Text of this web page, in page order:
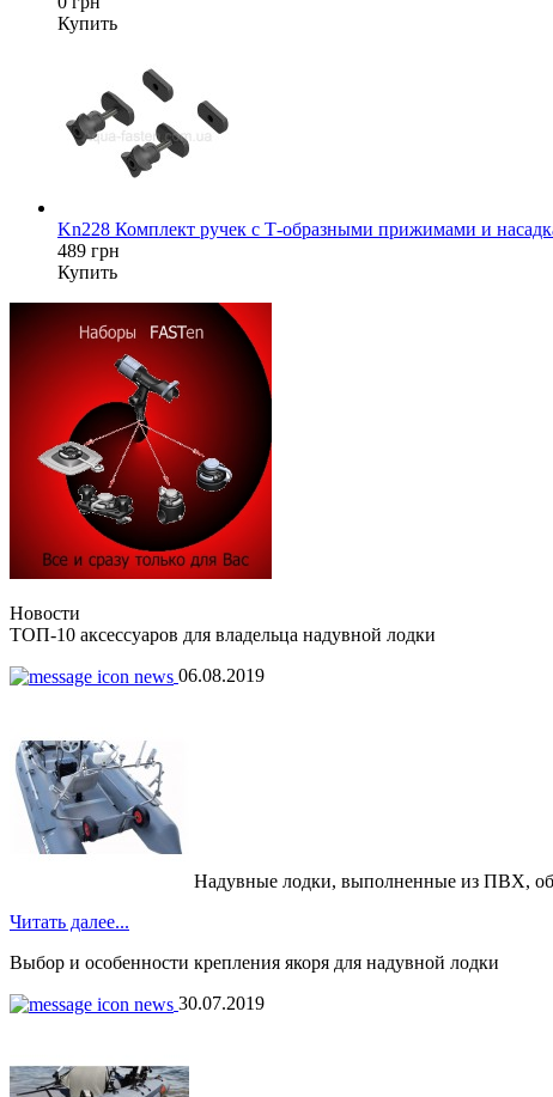
Купить
Kn228 Комплект ручек с Т-образными прижимами и
489 грн
Купить
Новости
ТОП-10 аксессуаров для владельца надувной лодки
06.08.2019
Надувные лодки, выполненные из ПВХ,
Читать далее...
Выбор и особенности крепления якоря для надувной лодки
30.07.2019